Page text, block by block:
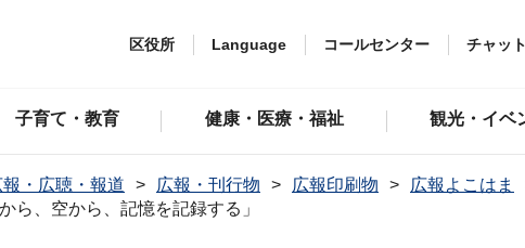
区役所 Language コールセンター チャッ
子育て・教育 健康・医療・福祉 観光・イベ
報・広聴・報道 広報・刊行物 広報印刷物 広報よこはま
、空から、記憶を記録する」